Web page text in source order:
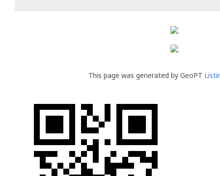
This page was generated by GeoPT